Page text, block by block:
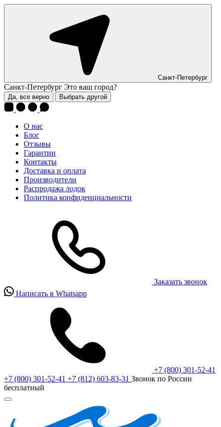
Санкт-Петербург
Санкт-Петербург Это ваш город?
Да, все верно Выбрать другой
О нас
Блог
Отзывы
Гарантии
Контакты
Доставка и оплата
Производители
Распродажа лодок
Политика конфиденциальности
Заказать звонок
Написать в Whatsapp
+7 (800) 301-52-41
+7 (800) 301-52-41 +7 (812) 603-83-31 Звонок по России
бесплатный